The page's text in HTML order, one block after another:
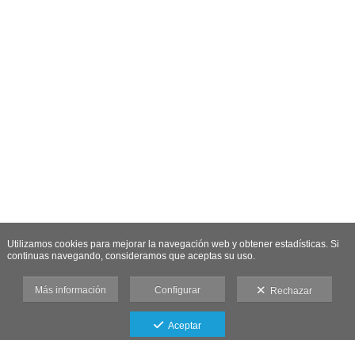
Utilizamos cookies para mejorar la navegación web y obtener estadísticas. Si
continuas navegando, consideramos que aceptas su uso.
Más información Configurar Rechazar
Aceptar